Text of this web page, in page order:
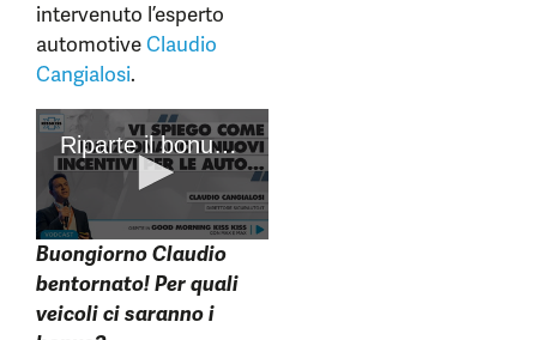
intervenuto l’esperto
automotiveClaudio
Cangialosi.
Buongiorno Claudio
bentornato! Per quali
veicoli ci saranno i